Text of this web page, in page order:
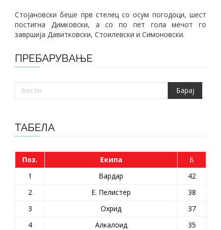
Стојановски беше прв стелец со осум погодоци, шест
постигна Димковски, а со по пет гола мечот го
завршија Давитковски, Стоилевски и Симоновски.
ПРЕБАРУВАЊЕ
ТАБЕЛА
Поз. Екипа
Б
1
Вардар
42
2
Е. Пелистер
38
3
Охрид
37
4
Алкалоид
35